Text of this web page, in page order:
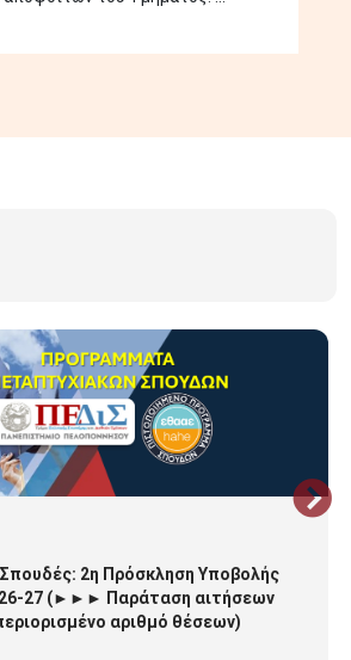
2η Πρόσκληση Υποβολής
27 (►►► Παράταση αιτήσεων
αριθμό θέσεων)